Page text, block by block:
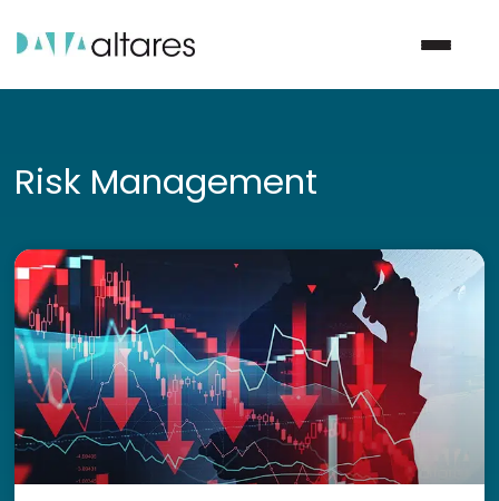
Nos solutions
Nos data
Notre groupe
Nos partenaires
Risk Management